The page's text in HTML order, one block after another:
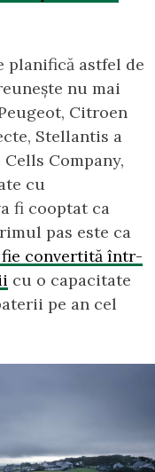
planifică astfel de
nu mai
Citroen
Stellantis a
Company,
cu
fi cooptat ca
pas este ca
fie convertită într-
cu o capacitate
pe an cel